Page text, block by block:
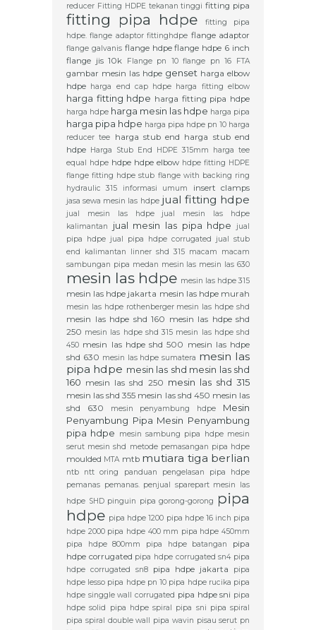
reducer Fitting HDPE tekanan tinggi fitting pipa
fitting pipa hdpe
fitting pipa
hdpe. flange adaptor fittinghdpe flange adaptor
flange galvanis flange hdpe flange hdpe 6 inch
flange jis 10k
Flange pn 10 flange pn 16 FTA
gambar mesin las hdpe genset harga elbow
hdpe harga end cap hdpe harga fitting elbow
harga fitting hdpe harga fitting pipa hdpe
harga hdpe harga mesin las hdpe harga pipa
harga pipa hdpe harga pipa hdpe pn 10 harga
reducer tee
harga stub end harga stub end
hdpe
Harga Stub End HDPE 315mm
harga tee
equal hdpe hdpe hdpe elbow hdpe fitting HDPE
flange fitting hdpe stub flange with backing ring
hydraulic 315
informasi umum insert clamps
jasa sewa mesin las hdpe jual fitting hdpe
jual mesin las hdpe
jual mesin las hdpe
kalimantan
jual mesin las pipa hdpe
jual
pipa hdpe jual pipa hdpe corrugated
jual stub
end
kalimantan linner shd 315 macam macam
sambungan pipa medan mesin las mesin las 630
mesin las hdpe mesin las hdpe 315
mesin las hdpe jakarta mesin las hdpe murah
mesin las hdpe rothenberger mesin las hdpe shd
mesin las hdpe shd 160 mesin las hdpe shd
250 mesin las hdpe shd 315 mesin las hdpe shd
450 mesin las hdpe shd 500 mesin las hdpe
shd 630 mesin las hdpe sumatera mesin las
pipa hdpe mesin las shd mesin las shd
160 mesin las shd 250 mesin las shd 315
mesin las shd 355 mesin las shd 450 mesin las
shd 630
mesin penyambung hdpe
Mesin
Penyambung Pipa Mesin Penyambung
pipa hdpe
mesin sambung pipa hdpe mesin
serut mesin shd metode pemasangan pipa hdpe
moulded MTA mtb mutiara tiga berlian
ntb ntt oring
panduan pengelasan pipa hdpe
pemanas pemanas. penjual sparepart mesin las
hdpe SHD pinguin pipa gorong-gorong
pipa
hdpe pipa hdpe 1200 pipa hdpe 16 inch pipa
hdpe 2000 pipa hdpe 400 mm pipa hdpe 450mm
pipa hdpe 800mm
pipa hdpe batangan
pipa
hdpe corrugated pipa hdpe corrugated sn4 pipa
hdpe corrugated sn8
pipa hdpe jakarta
pipa
hdpe lesso pipa hdpe pn 10 pipa hdpe rucika pipa
hdpe singgle wall corrugated pipa hdpe sni pipa
hdpe solid
pipa hdpe spiral pipa sni pipa spiral
pipa spiral double wall
pipa wavin pisau serut pn